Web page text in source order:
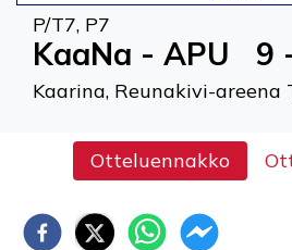
P/T7, P7
KaaNa - APU 9
Kaarina, Reunakivi-areena
Otteluennakko